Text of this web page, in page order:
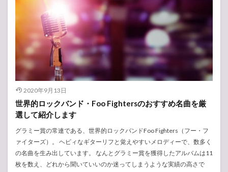
2020年9月13日
世界的ロックバンド・Foo Fightersのおすすめ名曲を厳
選して紹介します
グラミー賞の常連である、世界的ロックバンドFoo Fighters（フー・フ
ァイターズ）。 ヘビィなギターリフと覚えやすいメロディーで、数多く
の名曲を生み出しています。 なんとグラミー賞を獲得したアルバムは11
枚を数え、どれから聞いていいのか迷ってしまうような実績の高さで